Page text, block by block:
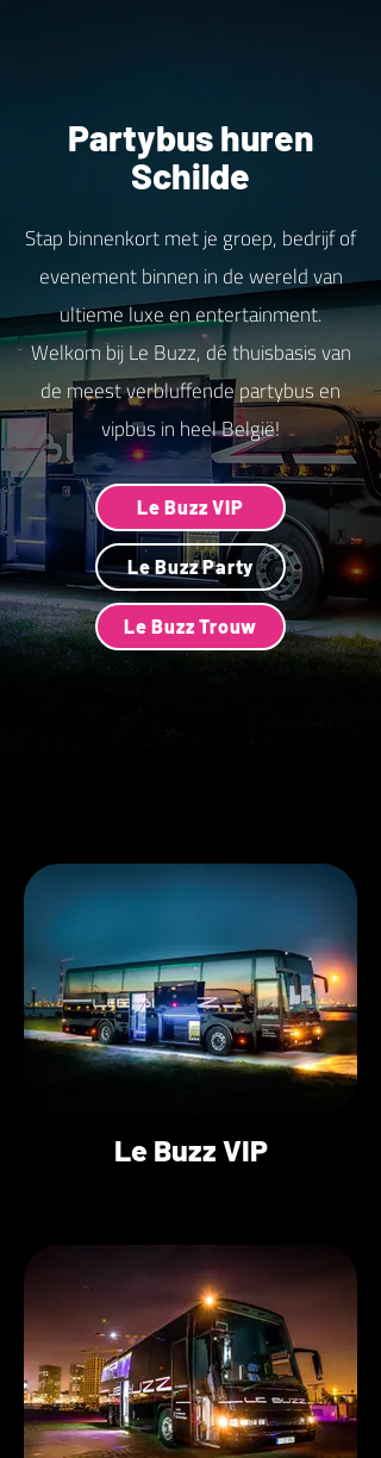
Partybus huren
Schilde
Stap binnenkort met je groep, bedrijf of
evenement binnen in de wereld van
ultieme luxe en entertainment.
Welkom bij Le Buzz, dé thuisbasis van
de meest verbluffende partybus en
vipbus in heel België!
Le Buzz VIP
Le Buzz Party
Le Buzz Trouw
Le Buzz VIP